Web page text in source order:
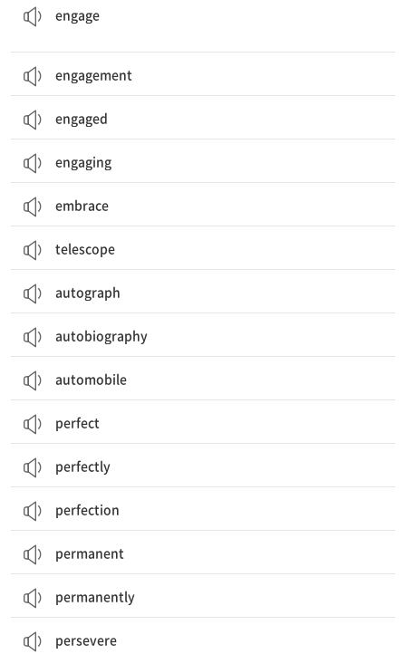
engage
engagement
engaged
engaging
embrace
telescope
autograph
autobiography
automobile
perfect
perfectly
perfection
permanent
permanently
persevere